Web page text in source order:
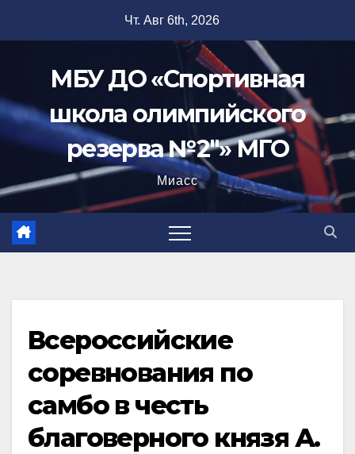
Чт. Авг 6th, 2026
МБУ ДО «Спортивная
школа олимпийского
резерва №2"» МГО
Миасс
Всероссийские
соревнования по
самбо в честь
благоверного князя А.